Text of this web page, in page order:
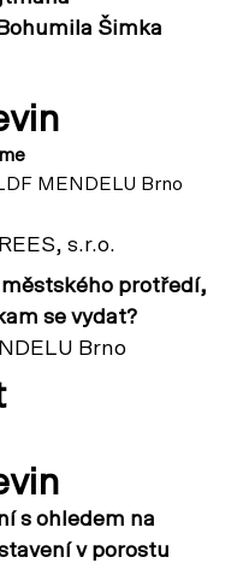
Šimka
MENDELU Brno
s.r.o.
protředí,
se vydat?
Brno
s ohledem na
v porostu